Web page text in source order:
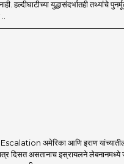
हल्दीघाटीच्या युद्धासंदर्भातही
अमेरिका आणि इराण यांच्यातील
दिसत असतानाच इस्रायलने लेबनानमध्ये